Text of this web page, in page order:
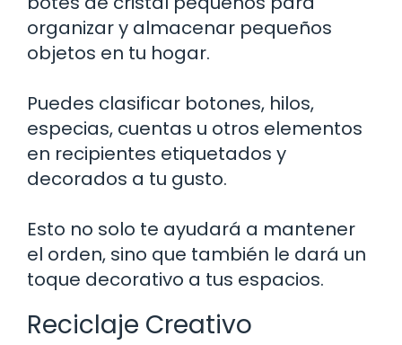
organizar y almacenar pequeños
objetos en tu hogar.
Puedes clasificar botones, hilos,
especias, cuentas u otros elementos
en recipientes etiquetados y
decorados a tu gusto.
Esto no solo te ayudará a mantener
el orden, sino que también le dará un
toque decorativo a tus espacios.
Reciclaje Creativo